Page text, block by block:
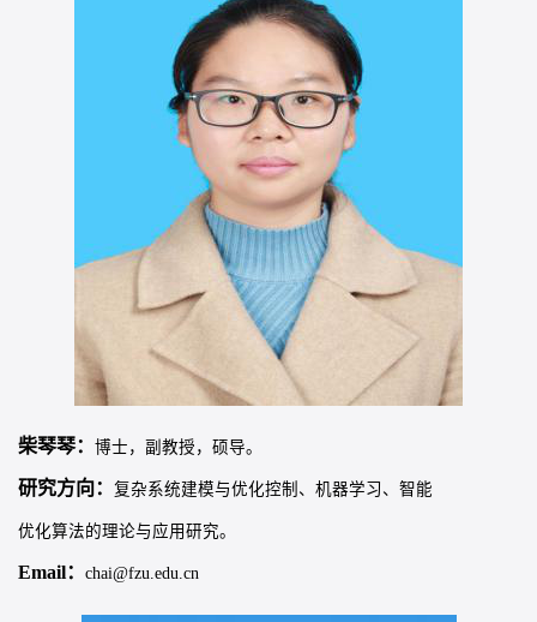
柴琴琴： 博士，副教授，硕导。
研究方向： 复杂系统建模与优化控制、机器学习、智能
优化算法的理论与应用研究。
Email： chai@fzu.edu.cn